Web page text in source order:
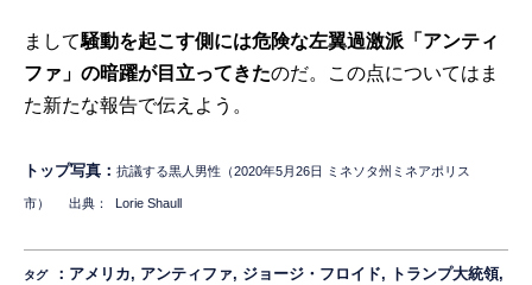
まして騒動を起こす側には危険な左翼過激派「アンティ
ファ」の暗躍が目立ってきたのだ。この点についてはま
た新たな報告で伝えよう。
トップ写真：抗議する黒人男性（2020年5月26日 ミネソタ州ミネアポリス
市） 出典： Lorie Shaull
タグ ： アメリカ, アンティファ, ジョージ・フロイド, トランプ大統領,